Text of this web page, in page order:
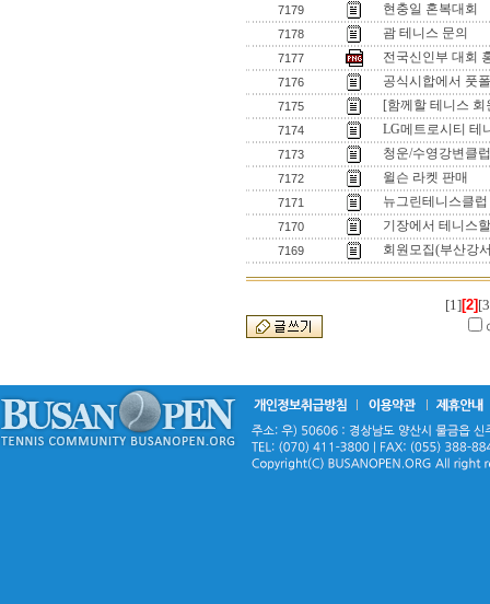
7179 현충일 혼복대회
7178 괌 테니스 문의
7177 전국신인부 대회
7176 공식시합에서 풋
7175 [함께할 테니스
7174 LG메트로시티 테
7173 청운/수영강변클
7172 윌슨 라켓 판매
7171 뉴그린테니스클
7170 기장에서 테니스
7169 회원모집(부산강
[1][2]